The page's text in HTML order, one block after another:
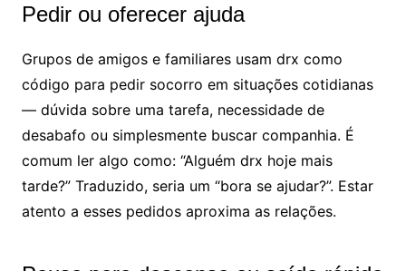
Pedir ou oferecer ajuda
Grupos de amigos e familiares usam drx como
código para pedir socorro em situações cotidianas
— dúvida sobre uma tarefa, necessidade de
desabafo ou simplesmente buscar companhia. É
comum ler algo como: “Alguém drx hoje mais
tarde?” Traduzido, seria um “bora se ajudar?”. Estar
atento a esses pedidos aproxima as relações.